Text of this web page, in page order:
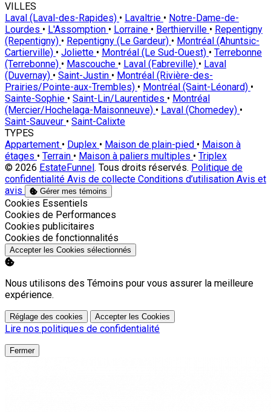
VILLES
Laval (Laval-des-Rapides) • Lavaltrie • Notre-Dame-de-
Lourdes • L'Assomption • Lorraine • Berthierville • Repentigny
(Repentigny) • Repentigny (Le Gardeur) • Montréal (Ahuntsic-
Cartierville) • Joliette • Montréal (Le Sud-Ouest) • Terrebonne
(Terrebonne) • Mascouche • Laval (Fabreville) • Laval
(Duvernay) • Saint-Justin • Montréal (Rivière-des-
Prairies/Pointe-aux-Trembles) • Montréal (Saint-Léonard) •
Sainte-Sophie • Saint-Lin/Laurentides • Montréal
(Mercier/Hochelaga-Maisonneuve) • Laval (Chomedey) •
Saint-Sauveur • Saint-Calixte
TYPES
Appartement • Duplex • Maison de plain-pied • Maison à
étages • Terrain • Maison à paliers multiples • Triplex
© 2026 EstateFunnel . Tous droits réservés. Politique de
confidentialité Avis de collecte Conditions d’utilisation Avis et
avis
Gérer mes témoins
Activer
Cookies Essentiels
Activer
Cookies de Performances
Activer
Cookies publicitaires
Activer
Cookies de fonctionnalités
Accepter les Cookies sélectionnés
Nous utilisons des Témoins pour vous assurer la meilleure
expérience.
Réglage des cookies Accepter les Cookies
Lire nos politiques de confidentialité
Fermer